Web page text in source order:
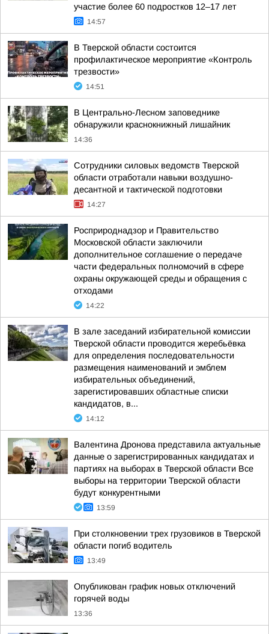
участие более 60 подростков 12–17 лет
14:57
В Тверской области состоится
профилактическое мероприятие «Контроль
трезвости»
14:51
В Центрально-Лесном заповеднике
обнаружили краснокнижный лишайник
14:36
Сотрудники силовых ведомств Тверской
области отработали навыки воздушно-
десантной и тактической подготовки
14:27
Росприроднадзор и Правительство
Московской области заключили
дополнительное соглашение о передаче
части федеральных полномочий в сфере
охраны окружающей среды и обращения с
отходами
14:22
В зале заседаний избирательной комиссии
Тверской области проводится жеребьёвка
для определения последовательности
размещения наименований и эмблем
избирательных объединений,
зарегистировавших областные списки
кандидатов, в...
14:12
Валентина Дронова представила актуальные
данные о зарегистрированных кандидатах и
партиях на выборах в Тверской области Все
выборы на территории Тверской области
будут конкурентными
13:59
При столкновении трех грузовиков в Тверской
области погиб водитель
13:49
Опубликован график новых отключений
горячей воды
13:36